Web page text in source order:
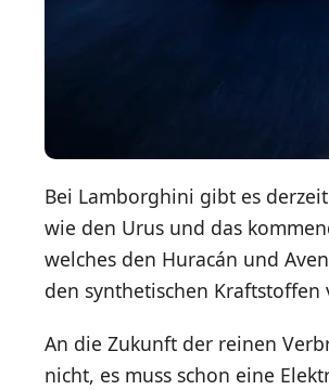
Bei Lamborghini gibt es
wie den Urus und das
welches den Huracán und
den synthetischen
An die Zukunft der reinen
nicht, es muss schon eine